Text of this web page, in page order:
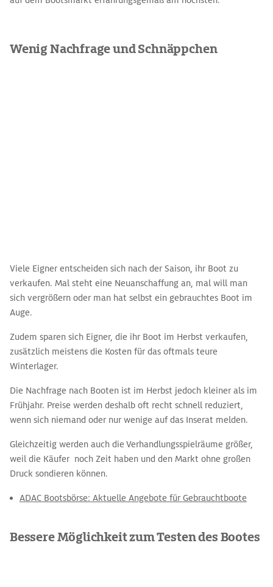
Wenig Nachfrage und Schnäppchen
Viele Eigner entscheiden sich nach der Saison, ihr Boot zu
verkaufen. Mal steht eine Neuanschaffung an, mal will man
sich vergrößern oder man hat selbst ein gebrauchtes Boot im
Auge.
Zudem sparen sich Eigner, die ihr Boot im Herbst verkaufen,
zusätzlich meistens die Kosten für das oftmals teure
Winterlager.
Die Nachfrage nach Booten ist im Herbst jedoch kleiner als im
Frühjahr. Preise werden deshalb oft recht schnell reduziert,
wenn sich niemand oder nur wenige auf das Inserat melden.
Gleichzeitig werden auch die Verhandlungsspielräume größer,
weil die Käufer noch Zeit haben und den Markt ohne großen
Druck sondieren können.
ADAC Bootsbörse: Aktuelle Angebote für Gebrauchtboote
Bessere Möglichkeit zum Testen des Bootes